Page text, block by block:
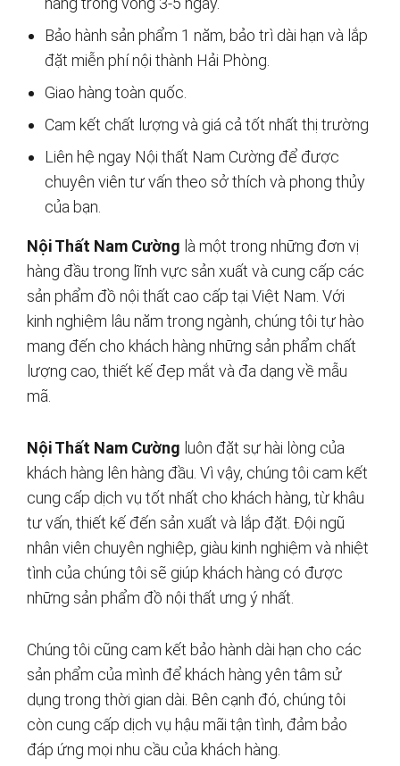
Bảo hành sản phẩm 1 năm, bảo trì dài hạn và lắp
đặt miễn phí nội thành Hải Phòng.
Giao hàng toàn quốc.
Cam kết chất lượng và giá cả tốt nhất thị trường
Liên hệ ngay Nội thất Nam Cường để được
chuyên viên tư vấn theo sở thích và phong thủy
của bạn.
Nội Thất Nam Cường là một trong những đơn vị
hàng đầu trong lĩnh vực sản xuất và cung cấp các
sản phẩm đồ nội thất cao cấp tại Việt Nam. Với
kinh nghiệm lâu năm trong ngành, chúng tôi tự hào
mang đến cho khách hàng những sản phẩm chất
lượng cao, thiết kế đẹp mắt và đa dạng về mẫu
mã.
Nội Thất Nam Cường luôn đặt sự hài lòng của
khách hàng lên hàng đầu. Vì vậy, chúng tôi cam kết
cung cấp dịch vụ tốt nhất cho khách hàng, từ khâu
tư vấn, thiết kế đến sản xuất và lắp đặt. Đội ngũ
nhân viên chuyên nghiệp, giàu kinh nghiệm và nhiệt
tình của chúng tôi sẽ giúp khách hàng có được
những sản phẩm đồ nội thất ưng ý nhất.
Chúng tôi cũng cam kết bảo hành dài hạn cho các
sản phẩm của mình để khách hàng yên tâm sử
dụng trong thời gian dài. Bên cạnh đó, chúng tôi
còn cung cấp dịch vụ hậu mãi tận tình, đảm bảo
đáp ứng mọi nhu cầu của khách hàng.